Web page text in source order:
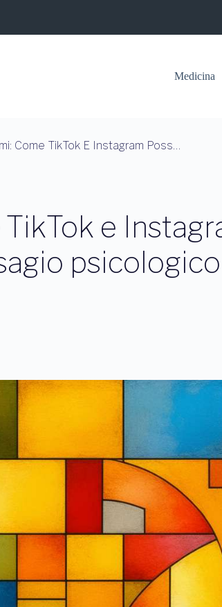
Medicina
Algoritmi E Traumi: Come TikTok E Instagram Possono Amplificare Il Disagio Psicologico
e
psicologico